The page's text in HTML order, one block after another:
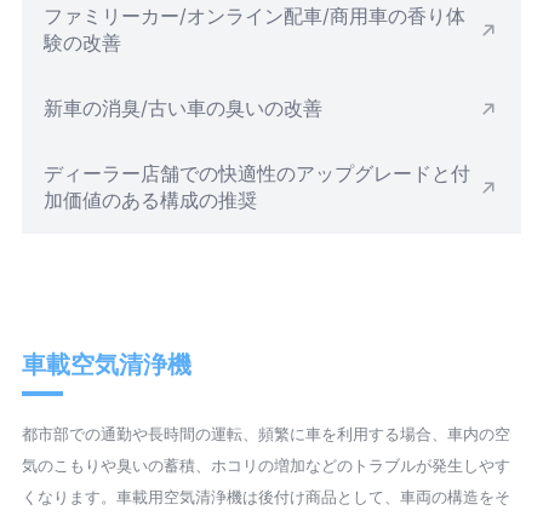
ファミリーカー/オンライン配車/商用車の香り体
験の改善
新車の消臭/古い車の臭いの改善
ディーラー店舗での快適性のアップグレードと付
加価値のある構成の推奨
車載空気清浄機
都市部での通勤や長時間の運転、頻繁に車を利用する場合、車内の空
気のこもりや臭いの蓄積、ホコリの増加などのトラブルが発生しやす
くなります。車載用空気清浄機は後付け商品として、車両の構造をそ